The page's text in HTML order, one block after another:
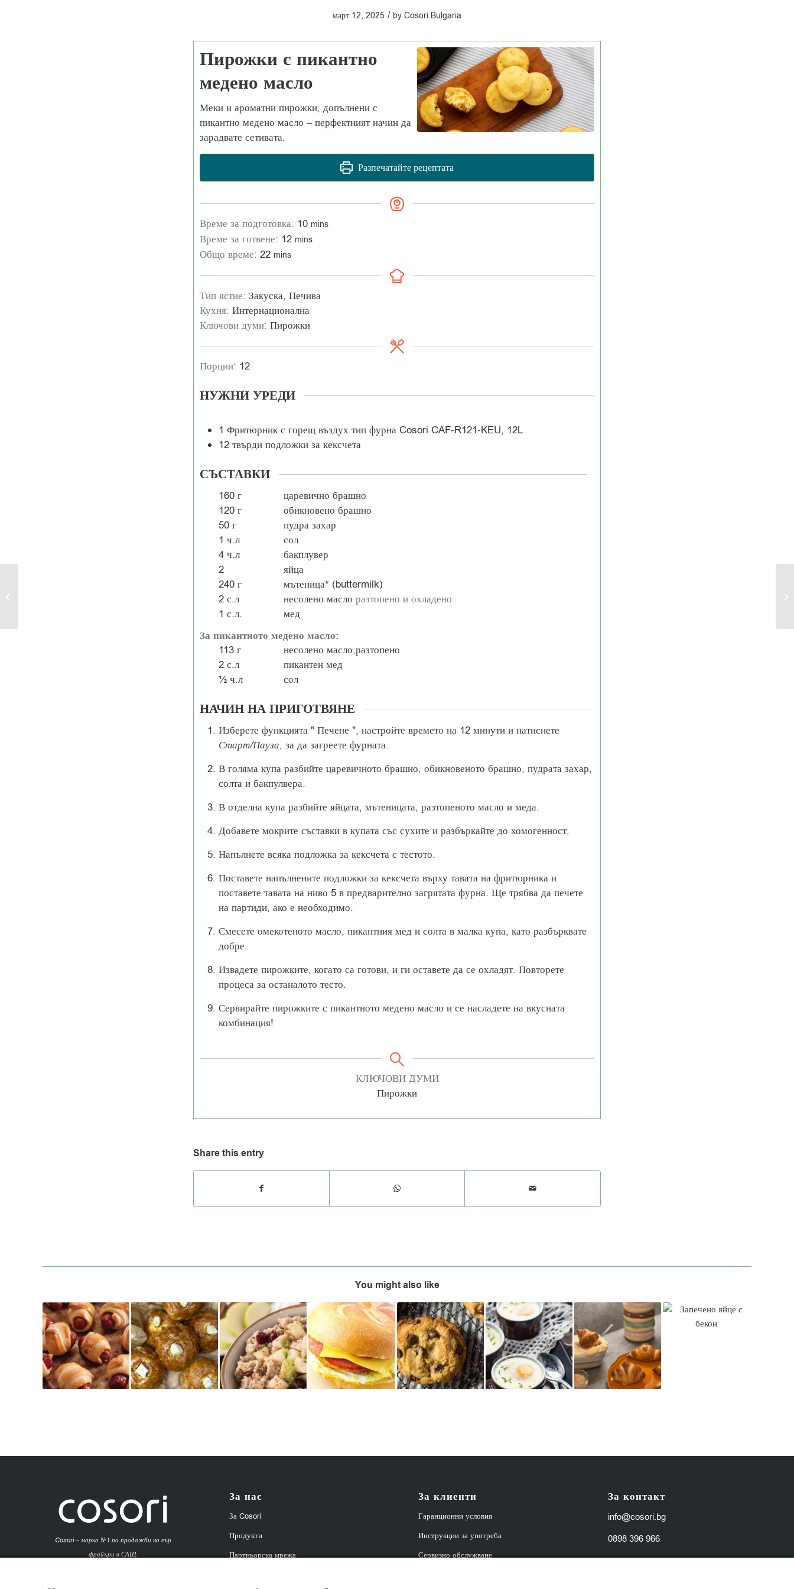
март 12, 2025 / by Cosori Bulgaria
Пирожки с пикантно
медено масло
Меки и ароматни пирожки, допълнени с
пикантно медено масло – перфектният начин да
зарадвате сетивата.
Разпечатайте рецептата
Време за подготовка: 10 mins
Време за готвене: 12 mins
Общо време: 22 mins
Тип ястие: Закуска, Печива
Кухня: Интернационална
Ключови думи: Пирожки
Порции: 12
НУЖНИ УРЕДИ
1 Фритюрник с горещ въздух тип фурна Cosori CAF-R121-KEU, 12L
12 твърди подложки за кексчета
СЪСТАВКИ
160 г
царевично брашно
120 г
обикновено брашно
50 г
пудра захар
1 ч.л
сол
4 ч.л
бакплувер
2
яйца
240 г
мътеница* (buttermilk)
2 с.л несолено масло разтопено и охладено
1 с.л. мед
За пикантното медено масло:
113 г
несолено масло,разтопено
2 с.л
пикантен мед
½ ч.л сол
НАЧИН НА ПРИГОТВЯНЕ
Изберете функцията " Печене ", настройте времето на 12 минути и натиснете
Старт/Пауза, за да загреете фурната.
В голяма купа разбийте царевичното брашно, обикновеното брашно, пудрата захар,
солта и бакпулвера.
В отделна купа разбийте яйцата, мътеницата, разтопеното масло и меда.
Добавете мокрите съставки в купата със сухите и разбъркайте до хомогенност.
Напълнете всяка подложка за кексчета с тестото.
Поставете напълнените подложки за кексчета върху тавата на фритюрника и
поставете тавата на ниво 5 в предварително загрятата фурна. Ще трябва да печете
на партиди, ако е необходимо.
Смесете омекотеното масло, пикантния мед и солта в малка купа, като разбърквате
добре.
Извадете пирожките, когато са готови, и ги оставете да се охладят. Повторете
процеса за останалото тесто.
Сервирайте пирожките с пикантното медено масло и се насладете на вкусната
комбинация!
КЛЮЧОВИ ДУМИ
Пирожки
Share this entry
You might also like
Cosori – марка №1 по продажби на еър
фрайъри в САЩ.
За нас
За Cosori
Продукти
Партньорска мрежа
За клиенти
Гаранционни условия
Инструкции за употреба
Сервизно обслужване
За контакт
info@cosori.bg
0898 396 966